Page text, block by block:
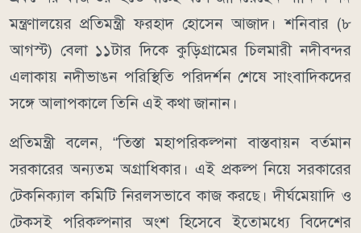
মন্ত্রণালয়ের প্রতিমন্ত্রী ফরহাদ হোসেন আজাদ। শনিবার (৮
আগস্ট) বেলা ১১টার দিকে কুড়িগ্রামের চিলমারী নদীবন্দর
এলাকায় নদীভাঙন পরিস্থিতি পরিদর্শন শেষে সাংবাদিকদের
সঙ্গে আলাপকালে তিনি এই কথা জানান।
প্রতিমন্ত্রী বলেন, “তিস্তা মহাপরিকল্পনা বাস্তবায়ন বর্তমান
সরকারের অন্যতম অগ্রাধিকার। এই প্রকল্প নিয়ে সরকারের
টেকনিক্যাল কমিটি নিরলসভাবে কাজ করছে। দীর্ঘমেয়াদি ও
টেকসই পরিকল্পনার অংশ হিসেবে ইতোমধ্যে বিদেশের